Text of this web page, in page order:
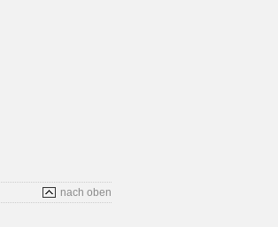
nach oben